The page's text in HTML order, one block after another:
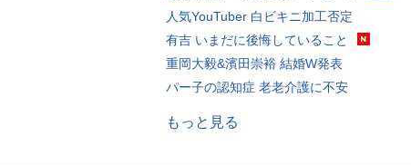
人気YouTuber 白ビキニ加工否定
有吉 いまだに後悔していること
重岡大毅&濱田崇裕 結婚W発表
パー子の認知症 老老介護に不安
もっと見る